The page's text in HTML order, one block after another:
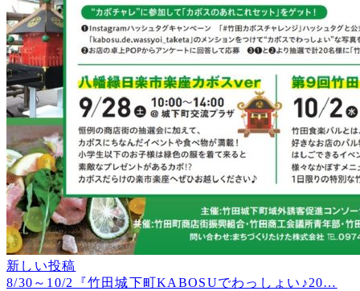
新しい投稿
8/30～10/2『竹田城下町KABOSUでわっしょい♪20…